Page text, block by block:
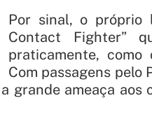
Por sinal, o próprio
Contact Fighter”
praticamente,
Com passagens pelo
grande ameaça